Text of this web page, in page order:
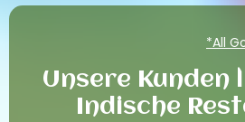
*All
Unsere Kunden
Indische